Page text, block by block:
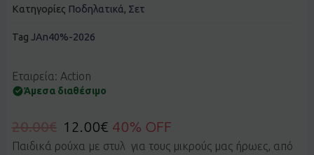
Κατηγορίες Ποδηλατικά, Σετ
Tag JAn40%-2026
Εταιρεία: Action
Άμεσα διαθέσιμο
20.00€ 12.00€ 40% OFF
Παιδικά ρούχα με στυλ για τους μικρούς μας ήρωες, από